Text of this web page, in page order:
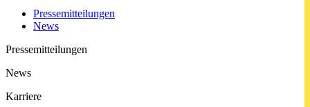
Pressemitteilungen
News
Pressemitteilungen
News
Karriere